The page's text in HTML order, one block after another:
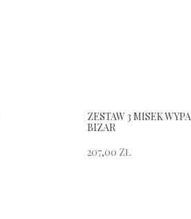
ZESTAW 3 MISEK
BIZAR
207,00 ZŁ